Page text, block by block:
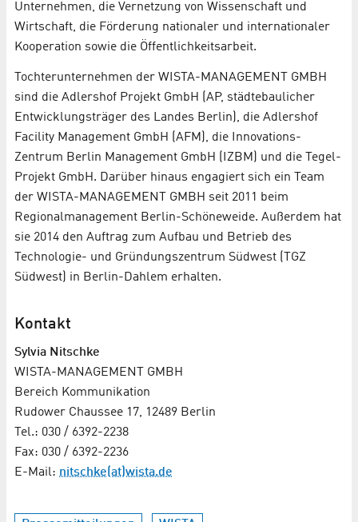
Unternehmen, die Vernetzung von Wissenschaft und
Wirtschaft, die Förderung nationaler und internationaler
Kooperation sowie die Öffentlichkeitsarbeit.
Tochterunternehmen der WISTA-MANAGEMENT GMBH
sind die Adlershof Projekt GmbH (AP, städtebaulicher
Entwicklungsträger des Landes Berlin), die Adlershof
Facility Management GmbH (AFM), die Innovations-
Zentrum Berlin Management GmbH (IZBM) und die Tegel-
Projekt GmbH. Darüber hinaus engagiert sich ein Team
der WISTA-MANAGEMENT GMBH seit 2011 beim
Regionalmanagement Berlin-Schöneweide. Außerdem hat
sie 2014 den Auftrag zum Aufbau und Betrieb des
Technologie- und Gründungszentrum Südwest (TGZ
Südwest) in Berlin-Dahlem erhalten.
Kontakt
Sylvia Nitschke
WISTA-MANAGEMENT GMBH
Bereich Kommunikation
Rudower Chaussee 17, 12489 Berlin
Tel.: 030 / 6392-2238
Fax: 030 / 6392-2236
E-Mail: nitschke(at)wista.de